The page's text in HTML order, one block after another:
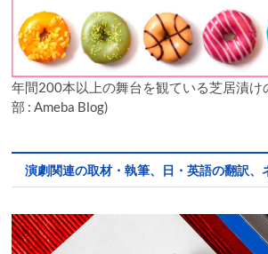
年間200本以上の舞台を観ている芝居漬け
部 : Ameba Blog)
演劇関連の取材・執筆、日・英語の翻訳、